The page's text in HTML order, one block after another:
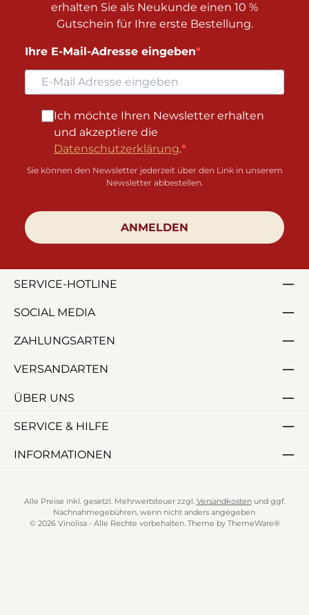
erhalten Sie als Neukunde einen 10 %
Gutschein für Ihre erste Bestellung.
Ihre E-Mail-Adresse eingeben
Ich möchte Ihren Newsletter erhalten
und akzeptiere die
Datenschutzerklärung.
Sie können den Newsletter jederzeit über den Link in unserem
Newsletter abbestellen.
ANMELDEN
SERVICE-HOTLINE
SOCIAL MEDIA
ZAHLUNGSARTEN
VERSANDARTEN
ÜBER UNS
SERVICE & HILFE
INFORMATIONEN
Alle Preise inkl. gesetzl. Mehrwertsteuer zzgl. Versandkostenund ggf.
Nachnahmegebühren, wenn nicht anders angegeben.
© 2026 Vinolisa - Alle Rechte vorbehalten. Theme by ThemeWare®